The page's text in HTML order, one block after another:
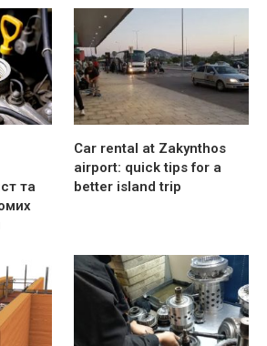
та
Car rental at Zakynthos
airport: quick tips for a
better island trip